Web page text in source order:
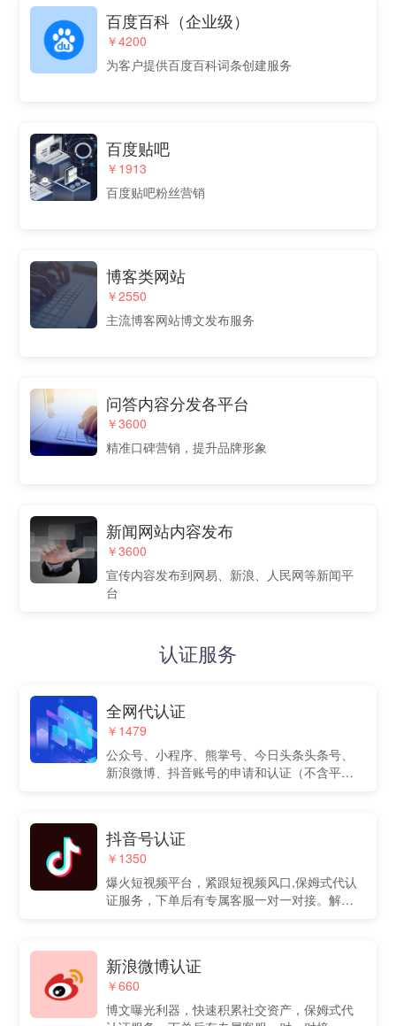
百度百科（企业级）
￥4200
为客户提供百度百科词条创建服务
百度贴吧
￥1913
百度贴吧粉丝营销
博客类网站
￥2550
主流博客网站博文发布服务
问答内容分发各平台
￥3600
精准口碑营销，提升品牌形象
新闻网站内容发布
￥3600
宣传内容发布到网易、新浪、人民网等新闻平
台
认证服务
全网代认证
￥1479
公众号、小程序、熊掌号、今日头条头条号、
新浪微博、抖音账号的申请和认证（不含平台
抖音号认证
￥1350
爆火短视频平台，紧跟短视频风口,保姆式代认
证服务，下单后有专属客服一对一对接。解决
新浪微博认证
￥660
博文曝光利器，快速积累社交资产，保姆式代